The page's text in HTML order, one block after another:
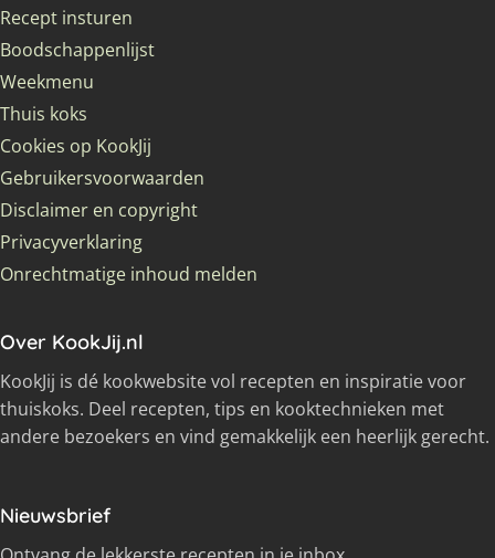
Recept insturen
Boodschappenlijst
Weekmenu
Thuis koks
Cookies op KookJij
Gebruikersvoorwaarden
Disclaimer en copyright
Privacyverklaring
Onrechtmatige inhoud melden
Over KookJij.nl
KookJij is dé kookwebsite vol recepten en inspiratie voor
thuiskoks. Deel recepten, tips en kooktechnieken met
andere bezoekers en vind gemakkelijk een heerlijk gerecht.
Nieuwsbrief